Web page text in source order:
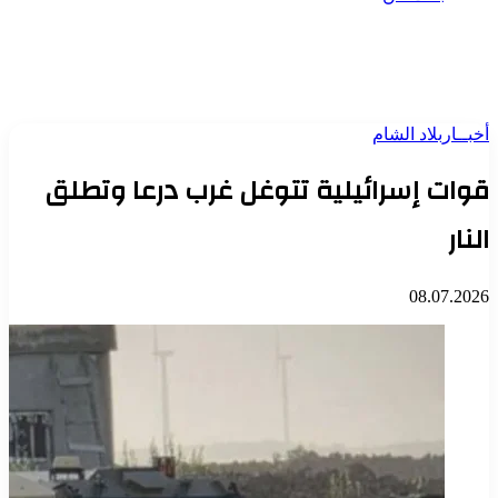
أخبــار بلاد الشام
قوات إسرائيلية تتوغل غرب درعا وتطلق
النار
08.07.2026